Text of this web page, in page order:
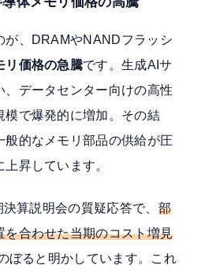
が、DRAMやNANDフラッシ
リ価格の急騰です。生成AIサ
、データセンター向けの高性
模で爆発的に増加。その結
般的なメモリ部品の供給が圧
昇しています。
算説明会の質疑応答で、 部
を合わせた当期のコスト増見
ぼると明かしています。これ